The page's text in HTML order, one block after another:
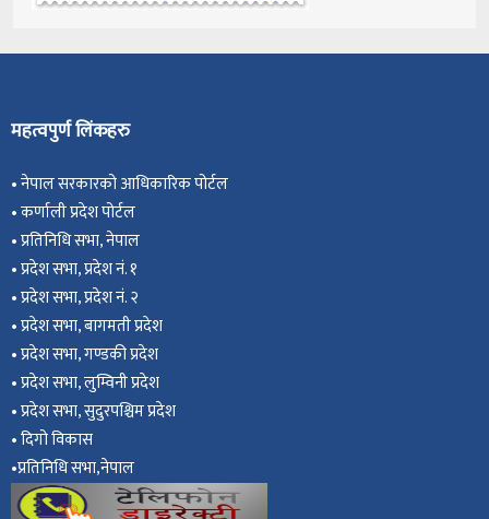
महत्वपुर्ण लिंकहरु
•नेपाल सरकारको आधिकारिक पोर्टल
•कर्णाली प्रदेश पोर्टल
•प्रतिनिधि सभा, नेपाल
•प्रदेश सभा, प्रदेश नं. १
•प्रदेश सभा, प्रदेश नं. २
•प्रदेश सभा, बागमती प्रदेश
•प्रदेश सभा, गण्डकी प्रदेश
•प्रदेश सभा, लुम्विनी प्रदेश
•प्रदेश सभा, सुदुरपश्चिम प्रदेश
•दिगो विकास
•प्रतिनिधि सभा,नेपाल